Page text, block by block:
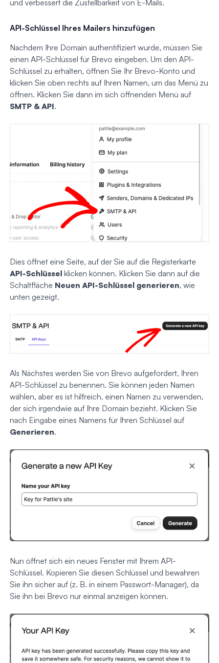
und verbessert die Zustellbarkeit von E-Mails.
API-Schlüssel Ihres Mailers hinzufügen
Nachdem Ihre Domain authentifiziert wurde, müssen Sie
einen API-Schlüssel für Brevo eingeben. Um den API-
Schlüssel zu erhalten, öffnen Sie Ihr Brevo-Konto und
klicken Sie oben rechts auf Ihren Namen, um das Menü zu
öffnen. Klicken Sie dann im sich öffnenden Menü auf
SMTP & API.
Dies öffnet eine Seite, auf der Sie auf die Registerkarte
API-Schlüssel klicken können. Klicken Sie dann auf die
Schaltfläche Neuen API-Schlüssel generieren, wie
unten gezeigt.
Als Nächstes werden Sie von Brevo aufgefordert, Ihren
API-Schlüssel zu benennen. Sie können jeden Namen
wählen, aber es ist hilfreich, einen Namen zu verwenden,
der sich irgendwie auf Ihre Domain bezieht. Klicken Sie
nach Eingabe eines Namens für Ihren Schlüssel auf
Generieren.
Nun öffnet sich ein neues Fenster mit Ihrem API-
Schlüssel. Kopieren Sie diesen Schlüssel und bewahren
Sie ihn sicher auf (z. B. in einem Passwort-Manager), da
Sie ihn bei Brevo nur einmal anzeigen können.